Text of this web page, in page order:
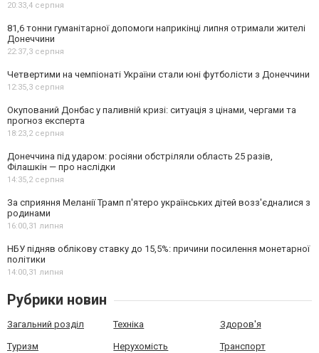
20:33,4 серпня
81,6 тонни гуманітарної допомоги наприкінці липня отримали жителі
Донеччини
22:37,3 серпня
Четвертими на чемпіонаті України стали юні футболісти з Донеччини
12:35,3 серпня
Окупований Донбас у паливній кризі: ситуація з цінами, чергами та
прогноз експерта
18:23,2 серпня
Донеччина під ударом: росіяни обстріляли область 25 разів,
Філашкін — про наслідки
14:35,2 серпня
За сприяння Меланії Трамп п'ятеро українських дітей возз'єдналися з
родинами
16:00,31 липня
НБУ підняв облікову ставку до 15,5%: причини посилення монетарної
політики
14:00,31 липня
Рубрики новин
Загальний розділ Техніка Здоров'я
Туризм Нерухомість Транспорт